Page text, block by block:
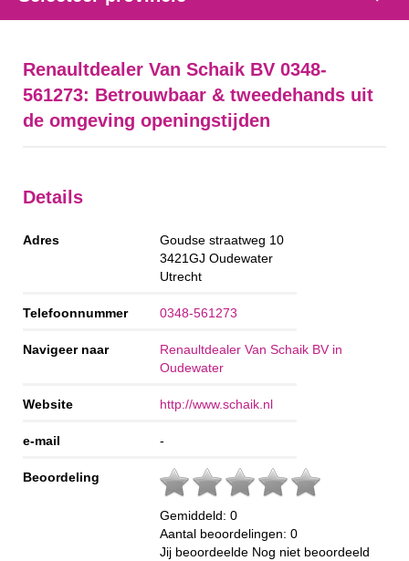
Renaultdealer Van Schaik BV 0348-
561273: Betrouwbaar & tweedehands uit
de omgeving openingstijden
Details
Adres
Goudse straatweg 10
3421GJ Oudewater
Utrecht
Telefoonnummer 0348-561273
Navigeer naar
Renaultdealer Van Schaik BV in
Oudewater
Website http://www.schaik.nl
e-mail -
Beoordeling
Gemiddeld: 0
Aantal beoordelingen: 0
Jij beoordeelde Nog niet beoordeeld